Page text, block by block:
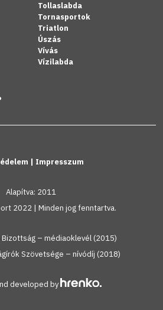
Tollaslabda
Tornasportok
Triatlon
Úszás
Vívás
Vízilabda
| Impresszum
Alapítva: 2011
2022 | Minden jog fenntartva.
Bizottság – médiaoklevél (2015)
Szövetsége – nívódíj (2018)
developed by